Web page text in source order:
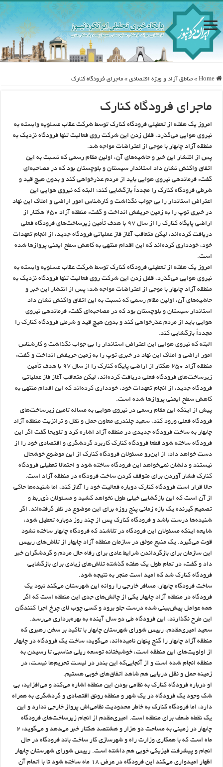
Home
» مناطق آزاد و ویژه اقتصادی » ماجرای فرودگاه کنارک
ماجرای فرودگاه کنارک
امروز یک هفته از تعطیلی فرودگاه کنارک توسط شرکت عقاب عسلویه وابسته به
نیروی هوایی می‌گذرد، قفل زدن این شرکت روی فعالیت تنها فرودگاه نزدیک به
منطقه آزاد چابهار با موجی از اعتراضات مواجه شد.
پس از انتشار این خبر و حاشیه‌های آن، اولین مقام رسمی که نسبت به این
اتفاق واکنش نشان داد استاندار سیستان و بلوچستان بود که در مصاحبه‌ای
گفت: فرماندهی نیروی هوایی باید از مردم عذرخواهی کند و بدون هیچ قید و
شرطی فرودگاه کنارک را مجدداً بازگشایی کند؛ البته که نیروی هوایی این
اعتراض استاندار را بی جواب نگذاشت و کارشناس امور اراضی و املاک این نهاد
در خبری توپ را به زمین حریفش انداخت و گفت: منطقه آزاد ۲۵۰ هکتار از
اراضی پایگاه کنارک را از سال ۹۷ با هدف تأمین زیرساخت‌های فرودگاه فعلی
دریافت کرده‌اند، لیکن متعاقب آغاز فاز عملیاتی فرودگاه جدید، از انجام تعهدات
خود، خودداری کرده‌اند که این اقدام منتهی به کاهش سطح ایمنی پروازها شده
است.
امروز یک هفته از تعطیلی فرودگاه کنارک توسط شرکت عقاب عسلویه وابسته به
نیروی هوایی می‌گذرد، قفل زدن این شرکت روی فعالیت تنها فرودگاه نزدیک به
منطقه آزاد چابهار با موجی از اعتراضات مواجه شد؛ پس از انتشار این خبر و
حاشیه‌های آن، اولین مقام رسمی که نسبت به این اتفاق واکنش نشان داد
استاندار سیستان و بلوچستان بود که در مصاحبه‌ای گفت: فرماندهی نیروی
هوایی باید از مردم عذرخواهی کند و بدون هیچ قید و شرطی فرودگاه کنارک را
مجدداً بازگشایی کند.
البته که نیروی هوایی این اعتراض استاندار را بی جواب نگذاشت و کارشناس
امور اراضی و املاک این نهاد در خبری توپ را به زمین حریفش انداخت و گفت:
منطقه آزاد ۲۵۰ هکتار از اراضی پایگاه کنارک را از سال ۹۷ با هدف تأمین
زیرساخت‌های فرودگاه فعلی دریافت کرده‌اند، لیکن متعاقب آغاز فاز عملیاتی
فرودگاه جدید، از انجام تعهدات خود، خودداری کرده‌اند که این اقدام منتهی به
کاهش سطح ایمنی پروازها شده است.
پیش از اینکه این مقام رسمی در نیروی هوایی به مساله تامین زیرساخت‌های
فرودگاه فعلی ورود کند، سعید چلندری معاون حمل و نقل و ترانزیت منطقه آزاد
چابهار به ساخت فرودگاه جدیدی در منطقه آزاد اشاره کرد و تلویحا گفت اگر این
فرودگاه ساخته شود قطعا فرودگاه کنارک کاربرد گردشگری و اقتصادی خود را از
دست خواهد داد؛ از این‌رو مسئولان فرودگاه کنارک از این موضوع خوشحال
نیستند و دلشان نمی‌خواهد این فرودگاه ساخته شود و احتمالا تعطیلی فرودگاه
کنارک فشار آوردن برای متوقف کردن ساخت فرودگاه در منطقه آزاد است.
حالا قرار است فرودگاه کنارک دوباره فعالیت خود را آغاز کند، اما شنیده‌ها حاکی
از آن است که این بازگشایی خیلی طول نخواهد کشید و مسئولان ذی‌ربط و
تصمیم گیرنده یک بازه زمانی پنج روزه برای این موضوع در نظر گرفته‌اند. اگر
شنیده‌ها درست باشد و فرودگاه کنارک پس از چند روز دوباره تعطیل شود،
شایعه اینکه مسئولان این فرودگاه در تلاشند که فرودگاه چابهار ساخته نشود
قوت می‌گیرد. یک منبع موثق در سازمان منطقه آزاد چابهار از تلاش‌های رییس
این سازمان برای بازگرداندن شرایط عادی برای رفاه حال مردم و گردشگران خبر
داد و گفت: در تمام طول یک هفته گذشته تلاش‌های زیادی برای بازگشایی
فرودگاه کنارک شد که امید است منجر به نتیجه شود.
ساخت فرودگاه چابهار، مسافر خارجی را روانه این شهرستان می‌کند نبود یک
فرودگاه در منطقه آزاد چابهار یکی از چالش‌های جدی این منطقه است که اگر
همه عوامل پیش‌بینی شده درست جلو برود و کسی چوب لای چرخ اجرا کنندگان
این طرح نگذارند، این فرودگاه طی دو سال آینده به بهره‌برداری می‌رسد.
سعید امیری‌مقدم، رییس شورای شهرستان چابهار با تاکید بر سخن رهبری که
منطقه آزاد چابهار را گنج پنهان نامیده‌اند، می‌گوید: ساخت یک فرودگاه در چابهار
از اولویت‌های این منطقه است، خوشبختانه توسعه ریلی مناسبی تا رسیدن به
منطقه انجام شده است و از آنجایی‌که این بندر در لیست تحریم‌ها نیست، در
زمینه حمل و نقل دریایی هم شاهد اتفاق‌های خوبی هستیم.
او درباره فرودگاه کنارک به نظامی بودن این منطقه اشاره می‌کند و می‌افزاید: بی
شک وجود یک فرودگاه در یک شهر و منطقه رونق اقتصادی و گردشگری به همراه
دارد، اما فرودگاه کنارک به خاطر محدودیت نظامی‌اش پرواز خارجی ندارد و این
یک نقطه ضعف برای منطقه است. امیری‌مقدم از انجام زیرساخت‌های فرودگاه
چابهار در زمینی به مساحت دو هزار و هشتصد هکتار خبر می‌دهد و می‌گوید: ۲
ماه است که با همکاری وزارت راه و شهرسازی کار ساخت باند فرودگاه در حال
انجام و پیشرفت فیزیکی خوبی هم داشته است. رییس شورای شهرستان چابهار
اظهار امیدواری می‌کند این فرودگاه در عرض ۱۸ ماه ساخته شود تا با اتمام آن